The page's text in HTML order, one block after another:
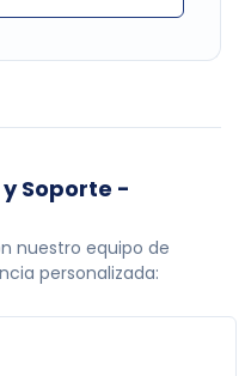
Soporte -
nuestro equipo de
personalizada: